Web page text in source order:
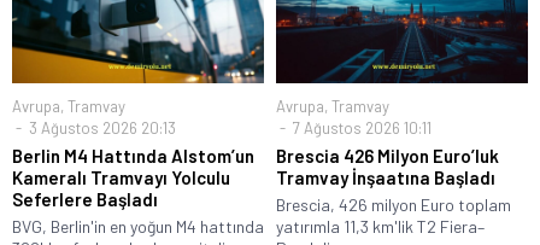
Avrupa, Tramvay
3 Ağustos 2026 20:13
Berlin M4 Hattında Alstom’un
Kameralı Tramvayı Yolculu
Seferlere Başladı
BVG, Berlin'in en yoğun M4 hattında
Avrupa, Tramvay
7 Ağustos 2026 10:11
Brescia 426 Milyon Euro’luk
Tramvay İnşaatına Başladı
Brescia, 426 milyon Euro toplam
yatırımla 11,3 km'lik T2 Fiera–